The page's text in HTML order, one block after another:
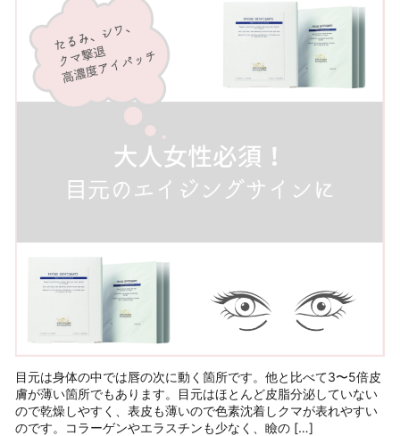
目元は身体の中では唇の次に動く箇所です。他と比べて3〜5倍皮
膚が薄い箇所でもあります。目元はほとんど皮脂分泌していない
ので乾燥しやすく、表皮も薄いので色素沈着しクマが表れやすい
のです。コラーゲンやエラスチンも少なく、瞼の […]